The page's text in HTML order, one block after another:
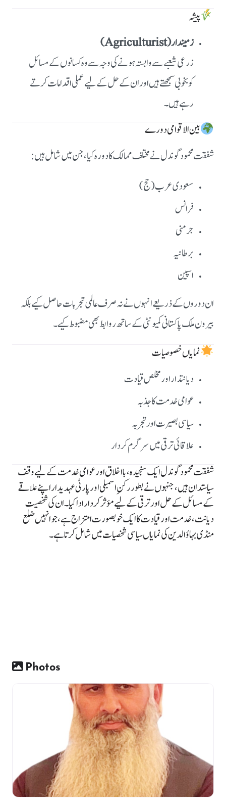
پیشہ
زمیندار (Agriculturist)
زرعی شعبے سے وابستہ ہونے کی وجہ سے وہ کسانوں کے مسائل
کو بخوبی سمجھتے ہیں اور ان کے حل کے لیے عملی اقدامات کرتے
رہے ہیں۔
بین الاقوامی دورے
شفقت محمود گوندل نے مختلف ممالک کا دورہ کیا، جن میں شامل ہیں:
سعودی عرب (حج)
فرانس
جرمنی
برطانیہ
اسپین
ان دوروں کے ذریعے انہوں نے نہ صرف عالمی تجربات حاصل کیے بلکہ
بیرون ملک پاکستانی کمیونٹی کے ساتھ روابط بھی مضبوط کیے۔
نمایاں خصوصیات
دیانتدار اور مخلص قیادت
عوامی خدمت کا جذبہ
سیاسی بصیرت اور تجربہ
علاقائی ترقی میں سرگرم کردار
شفقت محمود گوندل ایک سنجیدہ، بااخلاق اور عوامی خدمت کے لیے وقف
سیاستدان ہیں، جنہوں نے بطور رکنِ اسمبلی اور پارٹی عہدیدار اپنے علاقے
کے مسائل کے حل اور ترقی کے لیے مؤثر کردار ادا کیا۔ ان کی شخصیت
دیانت، خدمت اور قیادت کا ایک خوبصورت امتزاج ہے، جو انہیں ضلع
منڈی بہاؤالدین کی نمایاں سیاسی شخصیات میں شامل کرتا ہے۔
Photos